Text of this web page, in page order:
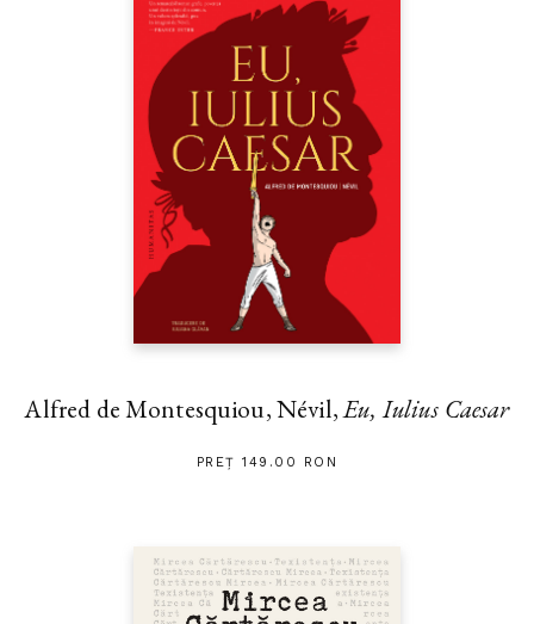
Alfred de Montesquiou, Névil,Eu, Iulius Caesar
PREȚ 149.00 RON